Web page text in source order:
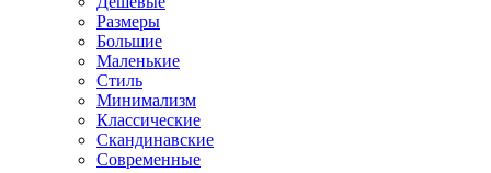
Размеры
Большие
Маленькие
Стиль
Минимализм
Классические
Скандинавские
Современные